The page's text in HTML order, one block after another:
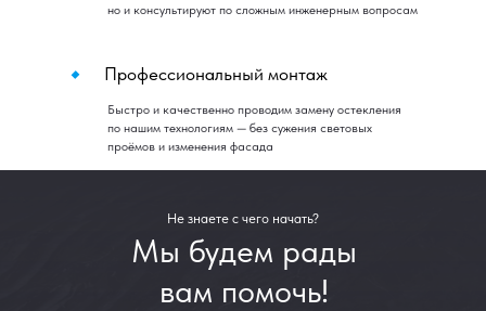
но и консультируют по сложным инженерным вопросам
Профессиональный монтаж
Быстро и качественно проводим замену остекления
по нашим технологиям — без сужения световых
проёмов и изменения фасада
Не знаете с чего начать?
Мы будем рады
вам помочь!